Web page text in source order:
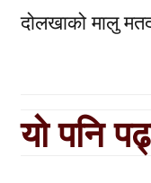
दोलखाको मालु
यो पनि